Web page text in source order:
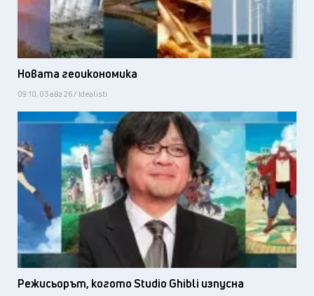
Новата геоикономика
09:10, 03 авг 26 / Idealisti
Режисьорът, когото Studio Ghibli изпусна